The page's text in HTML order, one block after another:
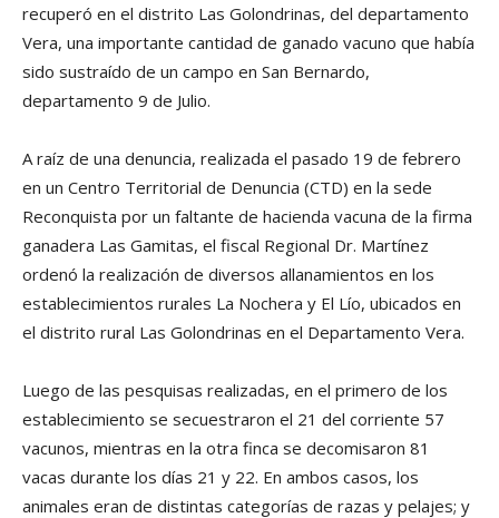
recuperó en el distrito Las Golondrinas, del departamento
Vera, una importante cantidad de ganado vacuno que había
sido sustraído de un campo en San Bernardo,
departamento 9 de Julio.
A raíz de una denuncia, realizada el pasado 19 de febrero
en un Centro Territorial de Denuncia (CTD) en la sede
Reconquista por un faltante de hacienda vacuna de la firma
ganadera Las Gamitas, el fiscal Regional Dr. Martínez
ordenó la realización de diversos allanamientos en los
establecimientos rurales La Nochera y El Lío, ubicados en
el distrito rural Las Golondrinas en el Departamento Vera.
Luego de las pesquisas realizadas, en el primero de los
establecimiento se secuestraron el 21 del corriente 57
vacunos, mientras en la otra finca se decomisaron 81
vacas durante los días 21 y 22. En ambos casos, los
animales eran de distintas categorías de razas y pelajes; y